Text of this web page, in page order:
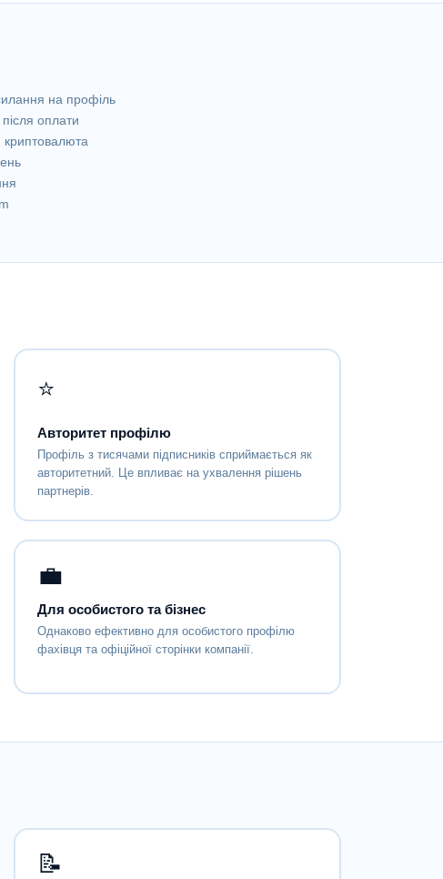
на профіль
оплати
⭐
Авторитет профілю
Профіль з тисячами підписників сприймається як
авторитетний. Це впливає на ухвалення рішень
партнерів.
💼
Для особистого та бізнес
Однаково ефективно для особистого профілю
фахівця та офіційної сторінки компанії.
📝